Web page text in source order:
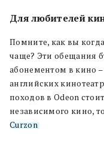
Для любителей
Помните, как вы
чаще? Эти обещания
абонементом в кино
английских
походов в Odeon
независимого кино,
Curzon.